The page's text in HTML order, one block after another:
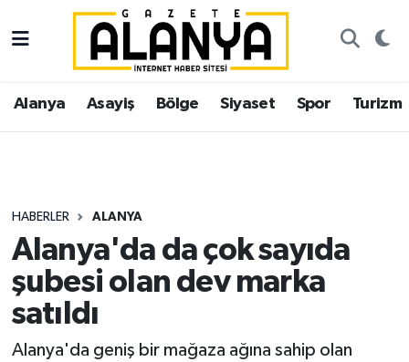
Alanya Asayiş Bölge Siyaset Spor Turizm
HABERLER ALANYA
Alanya'da da çok sayıda
şubesi olan dev marka
satıldı
Alanya'da geniş bir mağaza ağına sahip olan
Alanya
Asayiş
Siyaset
Spor
Turizm
Ekonomi
İstanbul Nöbetçi Eczaneler
İstanbul Hava Durumu
Süper Lig Puan Durumu ve Fikstür
Tüm Manşetler
Son Dakika Haberleri
Haber Arşivi